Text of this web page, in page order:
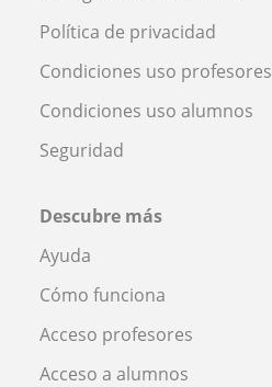
Política de privacidad
Condiciones uso profesores
Condiciones uso alumnos
Seguridad
Descubre más
Ayuda
Cómo funciona
Acceso profesores
Acceso a alumnos